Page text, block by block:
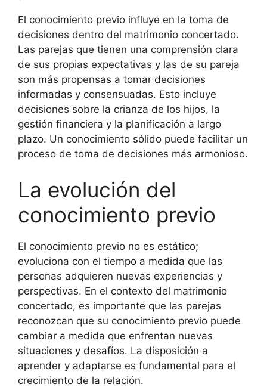
El conocimiento previo influye en la toma de
decisiones dentro del matrimonio concertado.
Las parejas que tienen una comprensión clara
de sus propias expectativas y las de su pareja
son más propensas a tomar decisiones
informadas y consensuadas. Esto incluye
decisiones sobre la crianza de los hijos, la
gestión financiera y la planificación a largo
plazo. Un conocimiento sólido puede facilitar un
proceso de toma de decisiones más armonioso.
La evolución del
conocimiento previo
El conocimiento previo no es estático;
evoluciona con el tiempo a medida que las
personas adquieren nuevas experiencias y
perspectivas. En el contexto del matrimonio
concertado, es importante que las parejas
reconozcan que su conocimiento previo puede
cambiar a medida que enfrentan nuevas
situaciones y desafíos. La disposición a
aprender y adaptarse es fundamental para el
crecimiento de la relación.